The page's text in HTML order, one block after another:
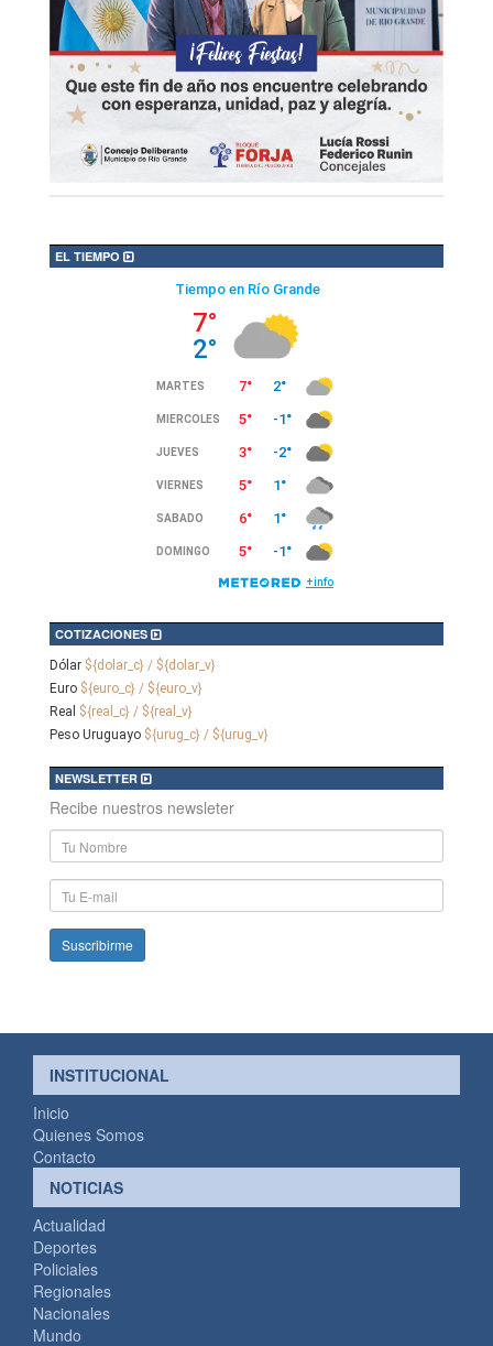
EL TIEMPO
COTIZACIONES
Dólar ${dolar_c} / ${dolar_v}
Euro ${euro_c} / ${euro_v}
Real ${real_c} / ${real_v}
Peso Uruguayo ${urug_c} / ${urug_v}
NEWSLETTER
Recibe nuestros newsleter
Nombre
y
Apellido
E-
mail
INSTITUCIONAL
Inicio
Quienes Somos
Contacto
NOTICIAS
Actualidad
Deportes
Policiales
Regionales
Nacionales
Mundo